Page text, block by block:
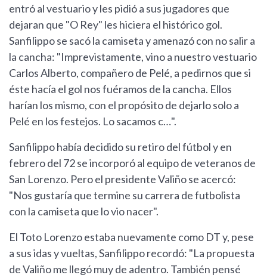
entró al vestuario y les pidió a sus jugadores que
dejaran que "O Rey" les hiciera el histórico gol.
Sanfilippo se sacó la camiseta y amenazó con no salir a
la cancha: "Imprevistamente, vino a nuestro vestuario
Carlos Alberto, compañero de Pelé, a pedirnos que si
éste hacía el gol nos fuéramos de la cancha. Ellos
harían los mismo, con el propósito de dejarlo solo a
Pelé en los festejos. Lo sacamos c…".
Sanfilippo había decidido su retiro del fútbol y en
febrero del 72 se incorporó al equipo de veteranos de
San Lorenzo. Pero el presidente Valiño se acercó:
"Nos gustaría que termine su carrera de futbolista
con la camiseta que lo vio nacer".
El Toto Lorenzo estaba nuevamente como DT y, pese
a sus idas y vueltas, Sanfilippo recordó: "La propuesta
de Valiño me llegó muy de adentro. También pensé